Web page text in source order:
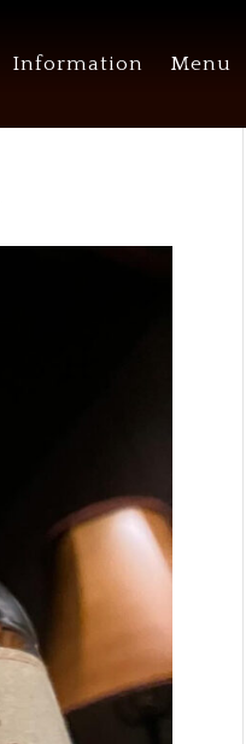
Information Menu